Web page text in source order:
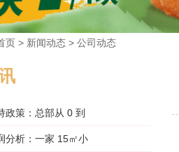
页 > 新闻动态 > 公司动态
政策：总部从 0 到
分析：一家 15㎡小